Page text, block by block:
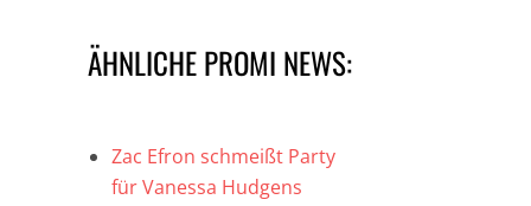
ÄHNLICHE PROMI NEWS:
Zac Efron schmeißt Party
für Vanessa Hudgens